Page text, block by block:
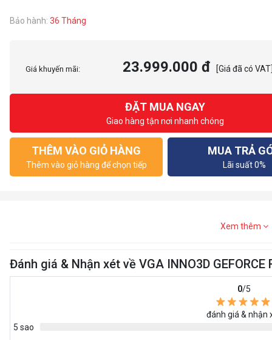
Bảo hành: 36 Tháng
Giá khuyến mãi: 23.999.000 đ [Giá đã có
ĐẶT MUA NGAY
Giao hàng tận nơi nhanh chóng
THÊM VÀO GIỎ HÀNG
Thêm vào giỏ hàng để chọn tiếp
MUA TRẢ
Lãi suất 0%
Xem thêm
Đánh giá & Nhận xét về VGA INNO3D
0/5
đánh giá & nhận
5 sao